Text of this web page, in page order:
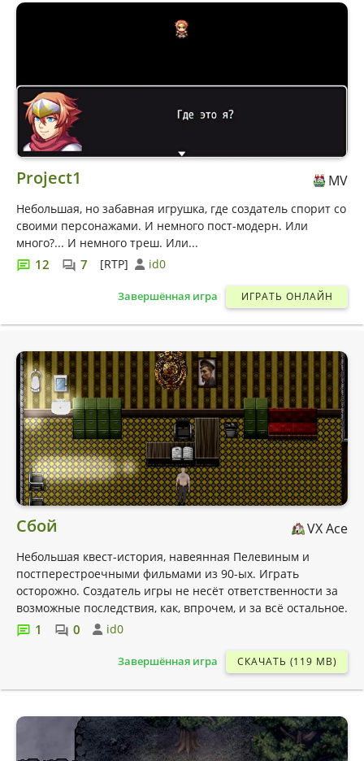
Project1 MV
Небольшая, но забавная игрушка, где создатель спорит со
своими персонажами. И немного пост-модерн. Или
много?... И немного треш. Или...
12 7 [RTP] id0
Завершённая игра ИГРАТЬ ОНЛАЙН
Сбой VX Ace
Небольшая квест-история, навеянная Пелевиным и
постперестроечными фильмами из 90-ых. Играть
осторожно. Создатель игры не несёт ответственности за
возможные последствия, как, впрочем, и за всё остальное.
1 0 id0
Завершённая игра СКАЧАТЬ (119 MB)